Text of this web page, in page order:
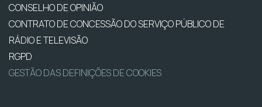
CONSELHO DE OPINIÃO
CONTRATO DE CONCESSÃO DO SERVIÇO PÚBLICO DE
RÁDIO E TELEVISÃO
RGPD
GESTÃO DAS DEFINIÇÕES DE COOKIES